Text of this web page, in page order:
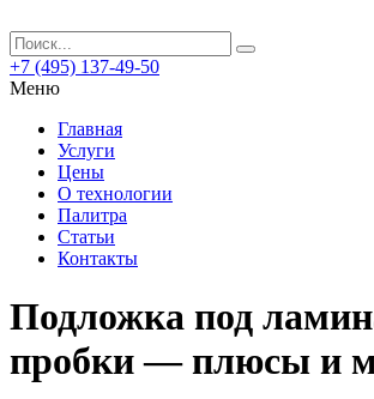
+7 (495) 137-49-50
Меню
Главная
Услуги
Цены
О технологии
Палитра
Статьи
Контакты
Подложка под
пробки — плюсы и